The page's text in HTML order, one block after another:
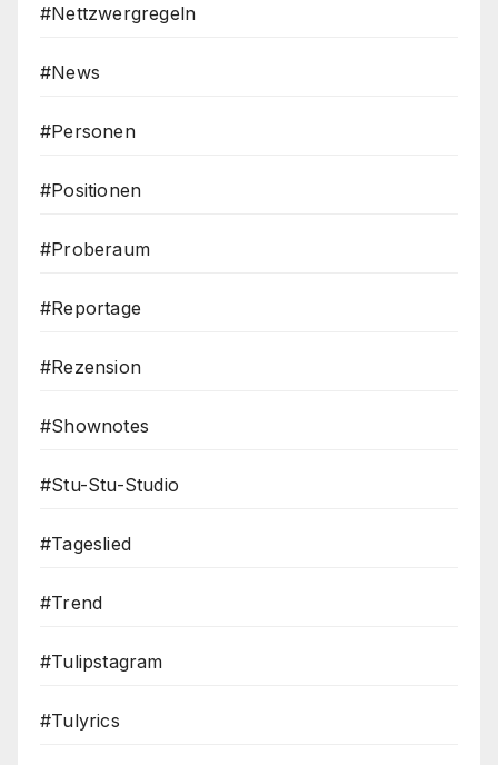
#Nettzwergregeln
#News
#Personen
#Positionen
#Proberaum
#Reportage
#Rezension
#Shownotes
#Stu-Stu-Studio
#Tageslied
#Trend
#Tulipstagram
#Tulyrics